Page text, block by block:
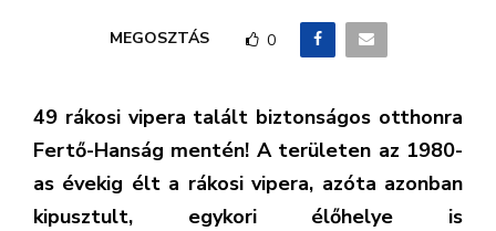
MEGOSZTÁS 0
49 rákosi vipera talált biztonságos otthonra
Fertő-Hanság mentén! A területen az 1980-
as évekig élt a rákosi vipera, azóta azonban
kipusztult, egykori élőhelye is